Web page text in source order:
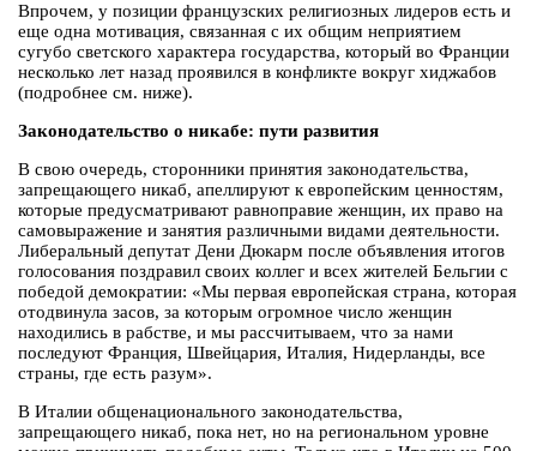
Впрочем, у позиции французских религиозных лидеров есть и
еще одна мотивация, связанная с их общим неприятием
сугубо светского характера государства, который во Франции
несколько лет назад проявился в конфликте вокруг хиджабов
(подробнее см. ниже).
Законодательство о никабе: пути развития
В свою очередь, сторонники принятия законодательства,
запрещающего никаб, апеллируют к европейским ценностям,
которые предусматривают равноправие женщин, их право на
самовыражение и занятия различными видами деятельности.
Либеральный депутат Дени Дюкарм после объявления итогов
голосования поздравил своих коллег и всех жителей Бельгии с
победой демократии: «Мы первая европейская страна, которая
отодвинула засов, за которым огромное число женщин
находились в рабстве, и мы рассчитываем, что за нами
последуют Франция, Швейцария, Италия, Нидерланды, все
страны, где есть разум».
В Италии общенационального законодательства,
запрещающего никаб, пока нет, но на региональном уровне